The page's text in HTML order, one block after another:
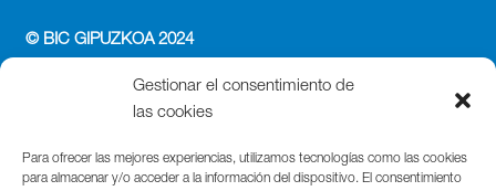
Gestionar el consentimiento de
las cookies
Para ofrecer las mejores experiencias, utilizamos tecnologías como las cookies
para almacenar y/o acceder a la información del dispositivo. El consentimiento
© BIC GIPUZKOA 2024
PERFIL DEL CONTRATANTE
ACCESIBILIDAD
POLÍTICA DE COOKIES
AVISO LEGAL